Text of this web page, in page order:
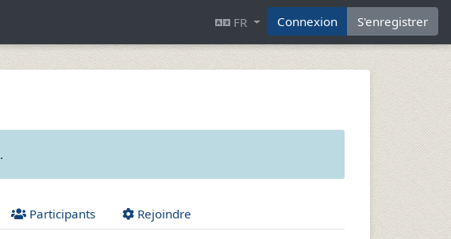
FR Connexion S'enregistrer
.
Participants Rejoindre